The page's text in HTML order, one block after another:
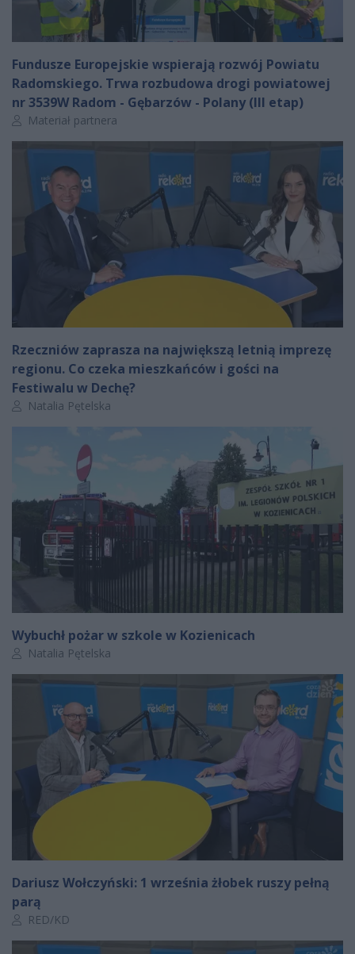
Fundusze Europejskie wspierają rozwój Powiatu
Radomskiego. Trwa rozbudowa drogi powiatowej
nr 3539W Radom - Gębarzów - Polany (III etap)
Autor artykułu:
Materiał partnera
Rzeczniów zaprasza na największą letnią imprezę
regionu. Co czeka mieszkańców i gości na
Festiwalu w Dechę?
Autor artykułu:
Natalia Pętelska
Wybuchł pożar w szkole w Kozienicach
Autor artykułu:
Natalia Pętelska
Dariusz Wołczyński: 1 września żłobek ruszy pełną
parą
Autor artykułu:
RED/KD